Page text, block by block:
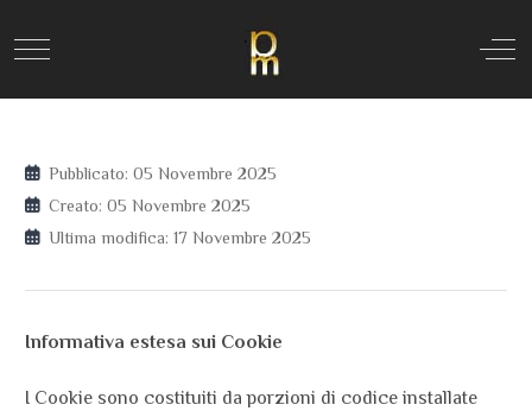
Mobile Menu Toggle Off-
Pubblicato: 05 Novembre 2025
Creato: 05 Novembre 2025
Ultima modifica: 17 Novembre 2025
Informativa estesa sui Cookie
I Cookie sono costituiti da porzioni di codice installate